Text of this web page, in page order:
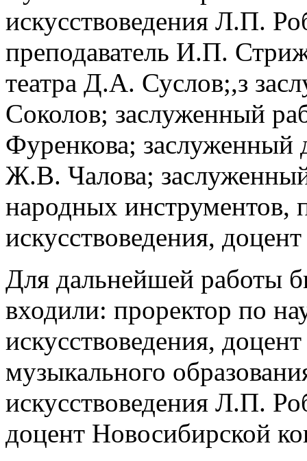
искусствоведения Л.П.
преподаватель И.П.
театра Д.А. Суслов;,з
Соколов; заслуженный
Фуренкова; заслуженный
Ж.В. Чалова;
народных инструментов,
искусствоведения,
Для дальнейшей работы
входили: проректор по
искусствоведения,
музыкального
искусствоведения Л.П.
доцент Новосибирской